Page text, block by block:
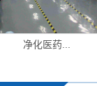
净化医药...